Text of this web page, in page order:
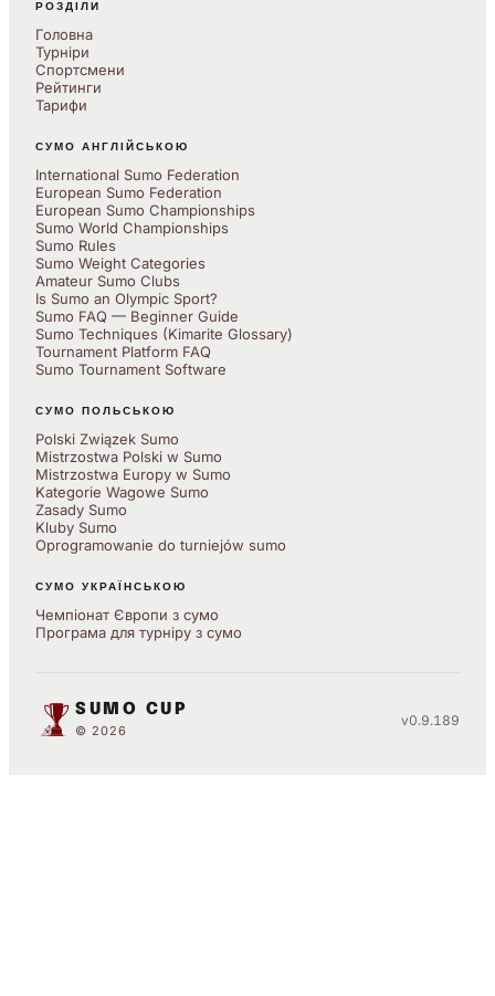
РОЗДІЛИ
Головна
Турніри
Спортсмени
Рейтинги
Тарифи
СУМО АНГЛІЙСЬКОЮ
International Sumo Federation
European Sumo Federation
European Sumo Championships
Sumo World Championships
Sumo Rules
Sumo Weight Categories
Amateur Sumo Clubs
Is Sumo an Olympic Sport?
Sumo FAQ — Beginner Guide
Sumo Techniques (Kimarite Glossary)
Tournament Platform FAQ
Sumo Tournament Software
СУМО ПОЛЬСЬКОЮ
Polski Związek Sumo
Mistrzostwa Polski w Sumo
Mistrzostwa Europy w Sumo
Kategorie Wagowe Sumo
Zasady Sumo
Kluby Sumo
Oprogramowanie do turniejów sumo
СУМО УКРАЇНСЬКОЮ
Чемпіонат Європи з сумо
Програма для турніру з сумо
SUMO CUP
© 2026
v0.9.189